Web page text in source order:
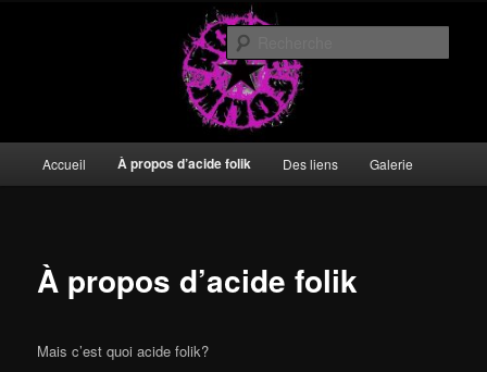
principal
Accueil À propos d’acide folik Des liens Galerie
À propos d’acide folik
Mais c’est quoi acide folik?